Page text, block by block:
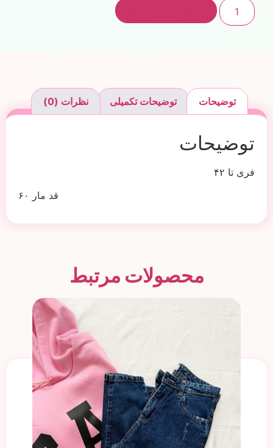
توضیحات توضیحات تکمیلی نظرات (0)
توضیحات
فری تا ۴۲
قد مار ۶۰
محصولات مرتبط